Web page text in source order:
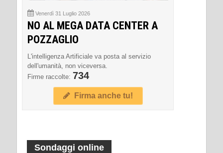
Venerdì 31 Luglio 2026
NO AL MEGA DATA CENTER A
POZZAGLIO
L'intelligenza Artificiale va posta al servizio
dell'umanità, non viceversa.
Firme raccolte: 734
Firma anche tu!
Sondaggi online